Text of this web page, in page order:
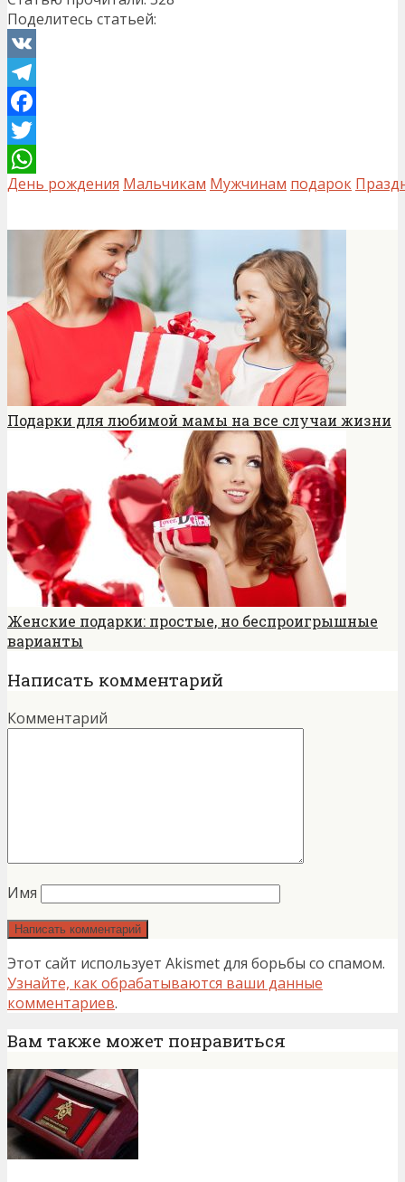
Поделитесь статьей:
VK
Telegram
Facebook
Twitter
WhatsApp
День рождения Мальчикам Мужчинам подарок
Подарки для любимой мамы на все случаи жизни
Женские подарки: простые, но беспроигрышные
варианты
Написать комментарий
Комментарий
Имя
Этот сайт использует Akismet для борьбы со спамом.
Узнайте, как обрабатываются ваши данные
комментариев.
Вам также может понравиться